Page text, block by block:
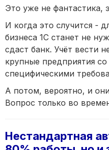
Это уже не фантастика,
И когда это случится -
бизнеса 1С станет не
сдаст банк. Учёт вести
крупные предприятия
специфическими
А потом, вероятно, и
Вопрос только во
Нестандартная